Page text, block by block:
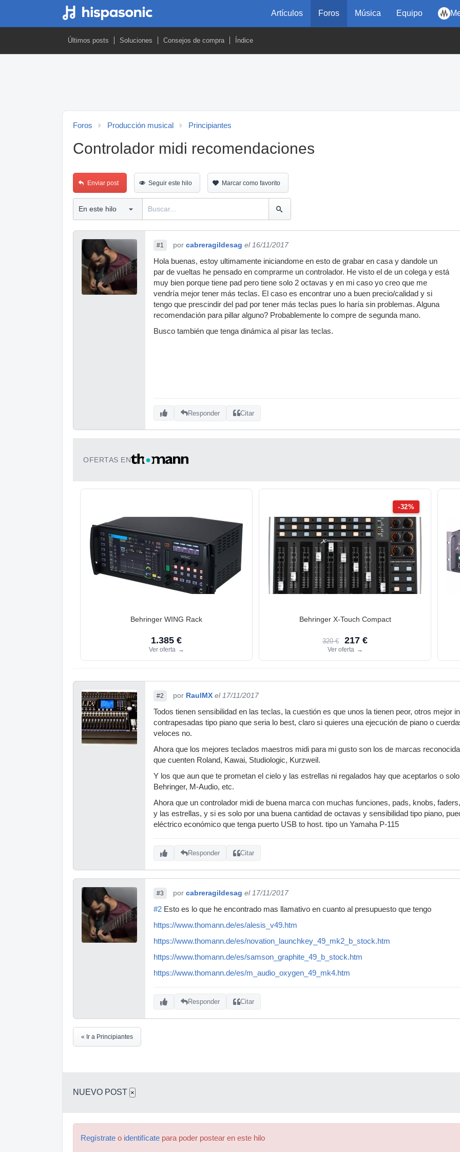
Artículos Foros Música Equipo
Últimos posts Soluciones Consejos de compra Índice
Foros Producción musical Principiantes
Controlador midi recomendaciones
Enviar post Seguir este hilo Marcar como favorito
#1 por cabreragildesag el 16/11/2017
Hola buenas, estoy ultimamente iniciandome en esto de grabar en casa y dandole un
par de vueltas he pensado en comprarme un controlador. He visto el de un colega y está
muy bien porque tiene pad pero tiene solo 2 octavas y en mi caso yo creo que me
vendría mejor tener más teclas. El caso es encontrar uno a buen precio/calidad y si
tengo que prescindir del pad por tener más teclas pues lo haría sin problemas. Alguna
recomendación para pillar alguno? Probablemente lo compre de segunda mano.
Busco también que tenga dinámica al pisar las teclas.
Responder Citar
OFERTAS EN
Behringer WING Rack
1.385 €
Ver oferta →
-32%
Behringer X-Touch Compact
320 € 217 €
Ver oferta →
#2 por RaulMX el 17/11/2017
Todos tienen sensibilidad en las teclas, la cuestión es que unos la tienen peor, otros mejor
contrapesadas tipo piano que seria lo best, claro si quieres una ejecución de piano o
veloces no.
Ahora que los mejores teclados maestros midi para mi gusto son los de marcas
que cuenten Roland, Kawai, Studiologic, Kurzweil.
Y los que aun que te prometan el cielo y las estrellas ni regalados hay que aceptarlos o
Behringer, M-Audio, etc.
Ahora que un controlador midi de buena marca con muchas funciones, pads, knobs,
y las estrellas, y si es solo por una buena cantidad de octavas y sensibilidad tipo piano,
eléctrico económico que tenga puerto USB to host. tipo un Yamaha P-115
Responder Citar
#3 por cabreragildesag el 17/11/2017
#2 Esto es lo que he encontrado mas llamativo en cuanto al presupuesto que tengo
https://www.thomann.de/es/alesis_v49.htm
https://www.thomann.de/es/novation_launchkey_49_mk2_b_stock.htm
https://www.thomann.de/es/samson_graphite_49_b_stock.htm
https://www.thomann.de/es/m_audio_oxygen_49_mk4.htm
Responder Citar
« Ir a Principiantes
NUEVO POST ×
Regístrate o identifícate para poder postear en este hilo